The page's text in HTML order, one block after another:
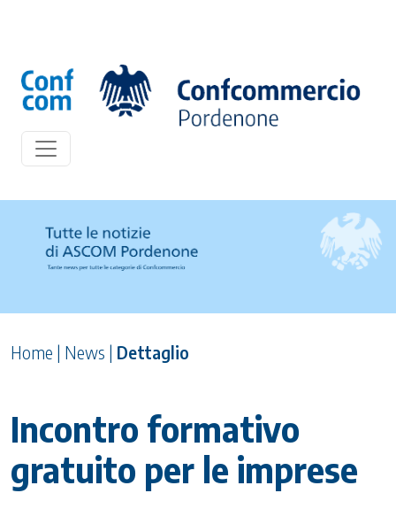
Home | News | Dettaglio
Incontro formativo
gratuito per le imprese